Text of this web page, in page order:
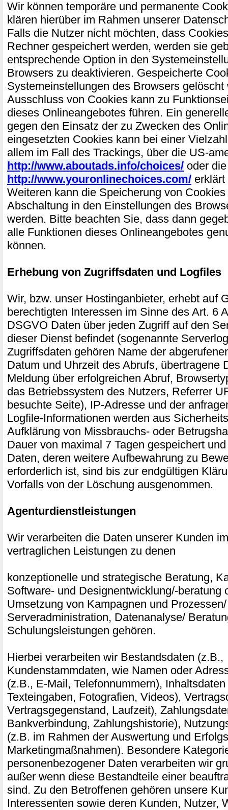
Wir können temporäre und permanente
klären hierüber im Rahmen unserer
Falls die Nutzer nicht möchten, dass
Rechner gespeichert werden, werden sie
entsprechende Option in den
Browsers zu deaktivieren. Gespeicherte
Systemeinstellungen des Browsers gelöscht
Ausschluss von Cookies kann zu
dieses Onlineangebotes führen. Ein
gegen den Einsatz der zu Zwecken des
eingesetzten Cookies kann bei einer
allem im Fall des Trackings, über die US-
http://www.aboutads.info/choices/ oder
http://www.youronlinechoices.com/
Weiteren kann die Speicherung von
Abschaltung in den Einstellungen des
werden. Bitte beachten Sie, dass dann
alle Funktionen dieses Onlineangebotes
können.
Erhebung von Zugriffsdaten und Logfiles
Wir, bzw. unser Hostinganbieter, erhebt auf
berechtigten Interessen im Sinne des Art. 6
DSGVO Daten über jeden Zugriff auf den
dieser Dienst befindet (sogenannte
Zugriffsdaten gehören Name der
Datum und Uhrzeit des Abrufs, übertragene
Meldung über erfolgreichen Abruf,
das Betriebssystem des Nutzers, Referrer
besuchte Seite), IP-Adresse und der
Logfile-Informationen werden aus
Aufklärung von Missbrauchs- oder
Dauer von maximal 7 Tagen gespeichert
Daten, deren weitere Aufbewahrung zu
erforderlich ist, sind bis zur endgültigen
Vorfalls von der Löschung ausgenommen.
Agenturdienstleistungen
Wir verarbeiten die Daten unserer Kunden
vertraglichen Leistungen zu denen
konzeptionelle und strategische Beratung,
Software- und Designentwicklung/-beratung
Umsetzung von Kampagnen und
Serveradministration, Datenanalyse/
Schulungsleistungen gehören.
Hierbei verarbeiten wir Bestandsdaten (z.B.,
Kundenstammdaten, wie Namen oder
(z.B., E-Mail, Telefonnummern),
Texteingaben, Fotografien, Videos),
Vertragsgegenstand, Laufzeit),
Bankverbindung, Zahlungshistorie),
(z.B. im Rahmen der Auswertung und
Marketingmaßnahmen). Besondere
personenbezogener Daten verarbeiten wir
außer wenn diese Bestandteile einer
sind. Zu den Betroffenen gehören unsere
Interessenten sowie deren Kunden, Nutzer,